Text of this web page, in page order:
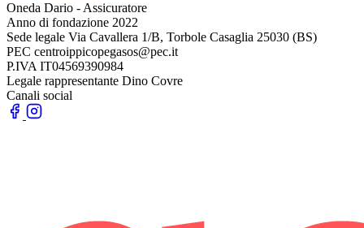
Oneda Dario - Assicuratore
Anno di fondazione 2022
Sede legale Via Cavallera 1/B, Torbole Casaglia 25030 (BS)
PEC centroippicopegasos@pec.it
P.IVA IT04569390984
Legale rappresentante Dino Covre
Canali social